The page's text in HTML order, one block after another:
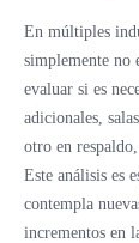
En múltiples
simplemente no
evaluar si es
adicionales,
otro en
Este análisis es
contempla
incrementos en